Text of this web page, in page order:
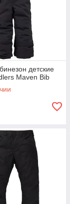
детские
Maven Bib